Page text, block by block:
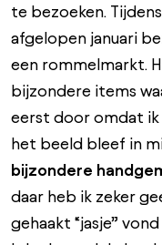
te bezoeken.
afgelopen januari
een rommelmarkt.
bijzondere items
eerst door omdat ik
het beeld bleef in
bijzondere
daar heb ik zeker
gehaakt “jasje”